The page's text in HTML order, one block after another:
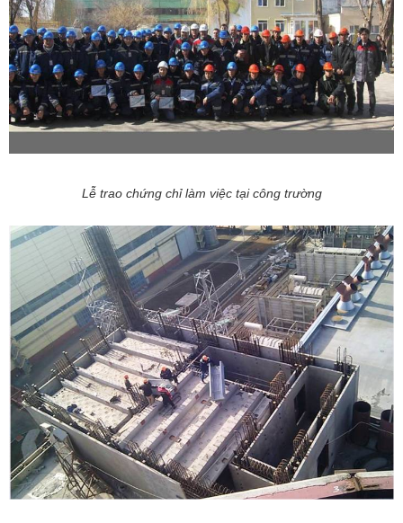
Lễ trao chứng chỉ làm việc tại công trường